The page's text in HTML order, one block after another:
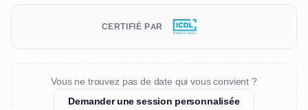
CERTIFIÉ PAR
Vous ne trouvez pas de date qui vous convient ?
Demander une session personnalisée